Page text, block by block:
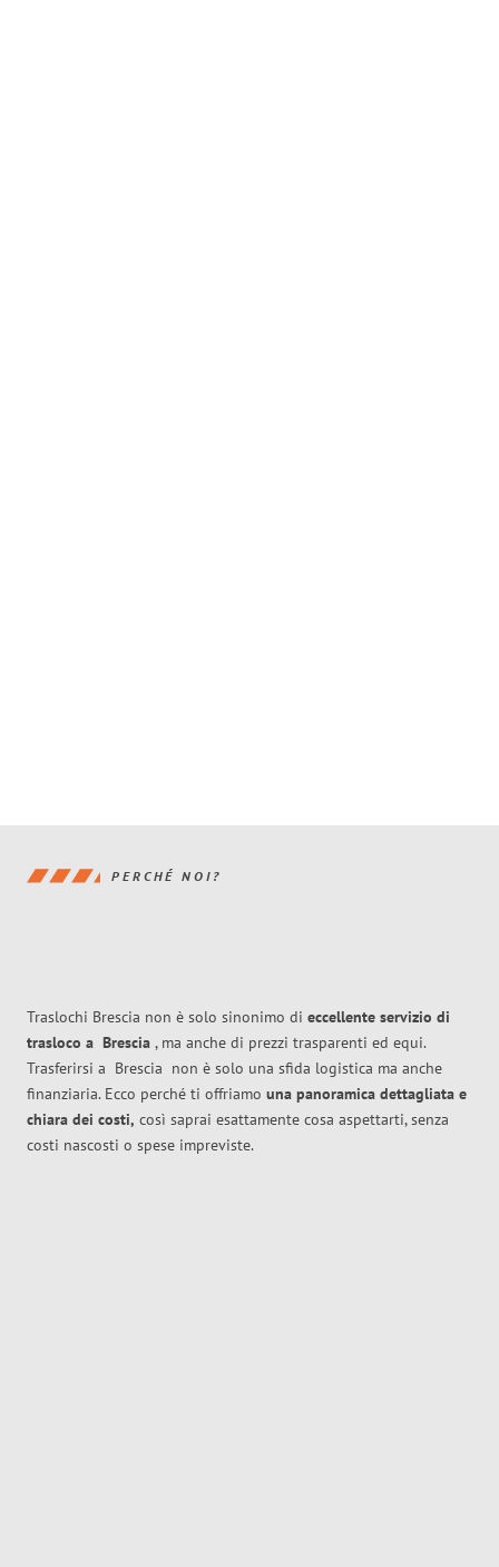
PERCHÉ NOI?
Traslochi Brescia non è solo sinonimo di eccellente servizio di
trasloco a Brescia , ma anche di prezzi trasparenti ed equi.
Trasferirsi a Brescia non è solo una sfida logistica ma anche
finanziaria. Ecco perché ti offriamo una panoramica dettagliata e
chiara dei costi, così saprai esattamente cosa aspettarti, senza
costi nascosti o spese impreviste.